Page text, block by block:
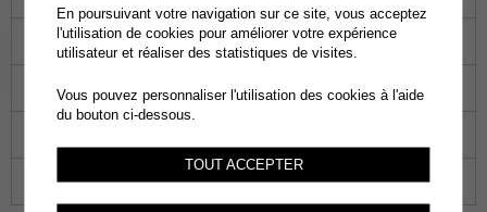
05 06 07 08 09
14 15 16
26 27 28 29 30
En poursuivant votre navigation sur ce site, vous acceptez
l'utilisation de cookies pour améliorer votre expérience
utilisateur et réaliser des statistiques de visites.
Vous pouvez personnaliser l'utilisation des cookies à l'aide
du bouton ci-dessous.
TOUT ACCEPTER